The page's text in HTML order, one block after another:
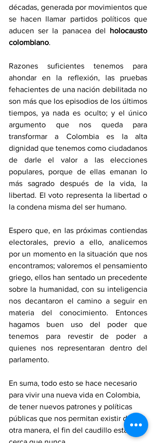
décadas, generada por movimientos que
se hacen llamar partidos políticos que
aducen ser la panacea del holocausto
colombiano.
Razones suficientes tenemos para
ahondar en la reflexión, las pruebas
fehacientes de una nación debilitada no
son más que los episodios de los últimos
tiempos, ya nada es oculto; y el único
argumento que nos queda para
transformar a Colombia es la alta
dignidad que tenemos como ciudadanos
de darle el valor a las elecciones
populares, porque de ellas emanan lo
más sagrado después de la vida, la
libertad. El voto representa la libertad o
la condena misma del ser humano.
Espero que, en las próximas contiendas
electorales, previo a ello, analicemos
por un momento en la situación que nos
encontramos; valoremos el pensamiento
griego, ellos han sentado un precedente
sobre la humanidad, con su inteligencia
nos decantaron el camino a seguir en
materia del conocimiento. Entonces
hagamos buen uso del poder que
tenemos para revestir de poder a
quienes nos representaran dentro del
parlamento.
En suma, todo esto se hace necesario
para vivir una nueva vida en Colombia,
de tener nuevos patrones y políticas
públicas que nos permitan existir de
otra manera, el fin del caudillo está más